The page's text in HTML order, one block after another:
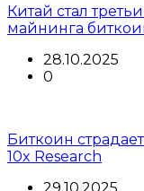
Китай стал
майнинга
28.10.2025
0
Биткоин
10x Research